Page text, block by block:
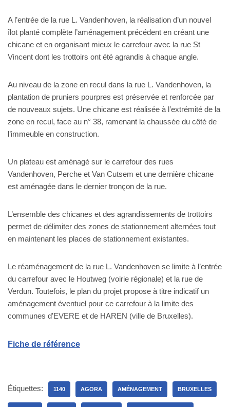
A l’entrée de la rue L. Vandenhoven, la réalisation d’un nouvel
îlot planté complète l’aménagement précédent en créant une
chicane et en organisant mieux le carrefour avec la rue St
Vincent dont les trottoirs ont été agrandis à chaque angle.
Au niveau de la zone en recul dans la rue L. Vandenhoven, la
plantation de pruniers pourpres est préservée et renforcée par
de nouveaux sujets. Une chicane est réalisée à l’extrémité de la
zone en recul, face au n° 38, ramenant la chaussée du côté de
l’immeuble en construction.
Un plateau est aménagé sur le carrefour des rues
Vandenhoven, Perche et Van Cutsem et une dernière chicane
est aménagée dans le dernier tronçon de la rue.
L’ensemble des chicanes et des agrandissements de trottoirs
permet de délimiter des zones de stationnement alternées tout
en maintenant les places de stationnement existantes.
Le réaménagement de la rue L. Vandenhoven se limite à l’entrée
du carrefour avec le Houtweg (voirie régionale) et la rue de
Verdun. Toutefois, le plan du projet propose à titre indicatif un
aménagement éventuel pour ce carrefour à la limite des
communes d’EVERE et de HAREN (ville de Bruxelles).
Fiche de référence
Étiquettes: 1140 AGORA AMÉNAGEMENT BRUXELLES